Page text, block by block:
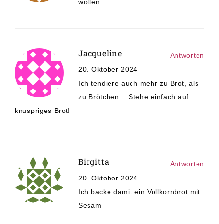
wollen.
Jacqueline
20. Oktober 2024
Ich tendiere auch mehr zu Brot, als
zu Brötchen… Stehe einfach auf
knuspriges Brot!
Antworten
Birgitta
20. Oktober 2024
Ich backe damit ein Vollkornbrot mit
Sesam
Antworten